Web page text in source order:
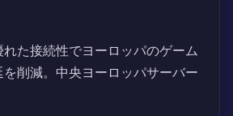
た接続性でヨーロッパのゲーム
削減。中央ヨーロッパサーバー